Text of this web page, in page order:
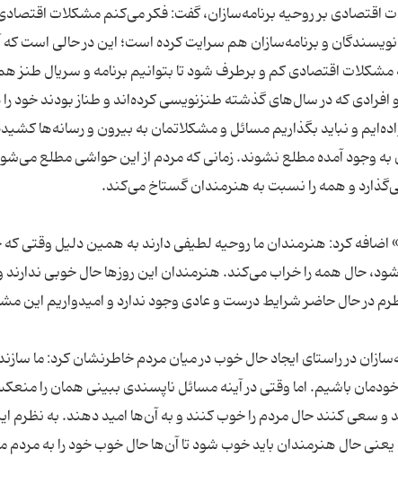
اقتصادی بر روحیه برنامه‌سازان، گفت: فکر می‌کنم مشکلات
و برنامه‌سازان هم سرایت کرده است؛ این در حالی است که
اقتصادی کم و برطرف شود تا بتوانیم برنامه و سریال طنز هم
و افرادی که در سال‌های گذشته طنزنویسی کرده‌اند و طناز بودند خود
و نباید بگذاریم مسائل و مشکلاتمان به بیرون و رسانه‌ها
به وجود آمده مطلع نشوند. زمانی که مردم از این حواشی مطلع
و همه را نسبت به هنرمندان گستاخ می‌کند.
اضافه کرد: هنرمندان ما روحیه لطیفی دارند به همین دلیل وقتی
حال همه را خراب می‌کند. هنرمندان این روزها حال خوبی
در حال حاضر شرایط درست و عادی وجود ندارد و امیدواریم این
در راستای ایجاد حال خوب در میان مردم خاطرنشان کرد: ما
باشیم. اما وقتی در آینه مسائل ناپسندی ببینی همان را
و سعی کنند حال مردم را خوب کنند و به آن‌ها امید دهند. به
حال هنرمندان باید خوب شود تا آن‌ها حال خوب خود را به مردم